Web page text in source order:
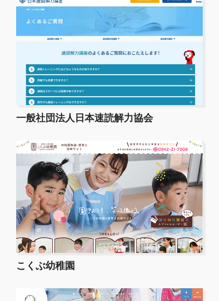
一般社団法人日本速読解力協会
こくぶ幼稚園